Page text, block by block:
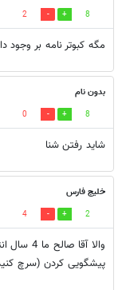
8
2
مگه کبوتر نامه بر وجود
بدون نام
8
0
شايد رفتن شنا
خلیج فارس
2
4
والا آقا
پیشگویی کردن (سرچ